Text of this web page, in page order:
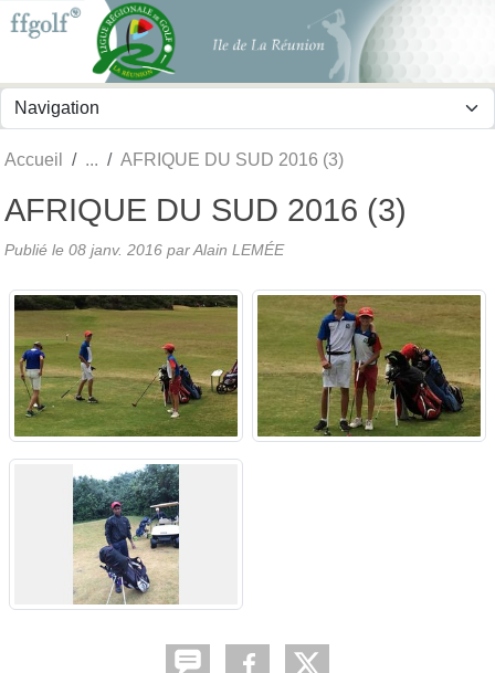
Accueil AFRIQUE DU SUD 2016 (3)
AFRIQUE DU SUD 2016 (3)
Publié le 08 janv. 2016 parAlain LEMÉE
Panneau de gestion des cookies